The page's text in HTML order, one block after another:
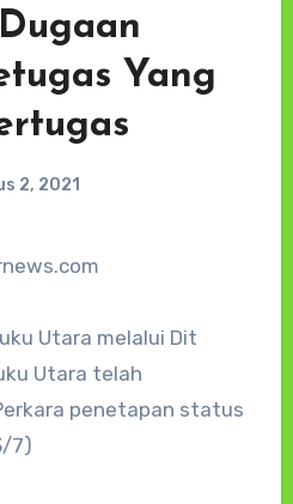
Yang
2, 2021
Utara melalui Dit
Utara telah
penetapan status
7)